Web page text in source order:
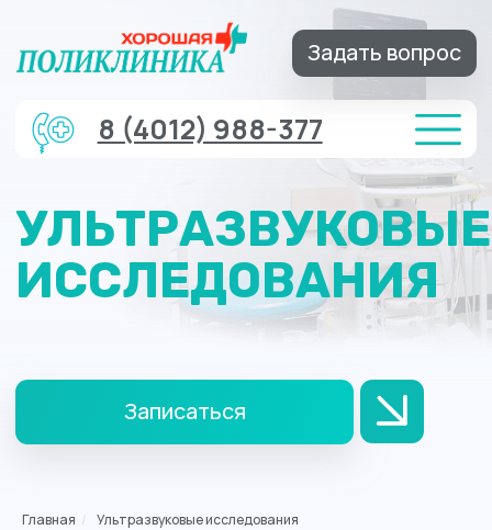
Задать вопрос
УЛЬТРАЗВУКОВЫЕ
ИССЛЕДОВАНИЯ
Записаться
Главная / Ультразвуковые исследования